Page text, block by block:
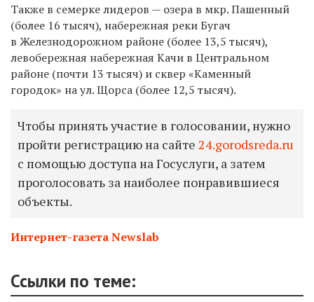
Также в семерке лидеров — озера в мкр. Пашенный
(более 16 тысяч), набережная реки Бугач
в Железнодорожном районе (более 13,5 тысяч),
левобережная набережная Качи в Центральном
районе (почти 13 тысяч) и сквер «Каменный
городок» на ул. Щорса (более 12,5 тысяч).
Чтобы принять участие в голосовании, нужно
пройти регистрацию на сайте 24.gorodsreda.ru
с помощью доступа на Госуслуги, а затем
проголосовать за наиболее понравившиеся
объекты.
Интернет-газета Newslab
Ссылки по теме: